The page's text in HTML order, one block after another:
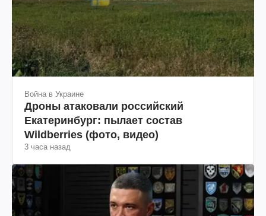
Война в Украине
Дроны атаковали российский
Екатеринбург: пылает состав
Wildberries (фото, видео)
3 часа назад